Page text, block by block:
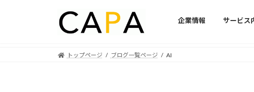
企業情報 サービス
トップページ ブログ一覧ページ AI